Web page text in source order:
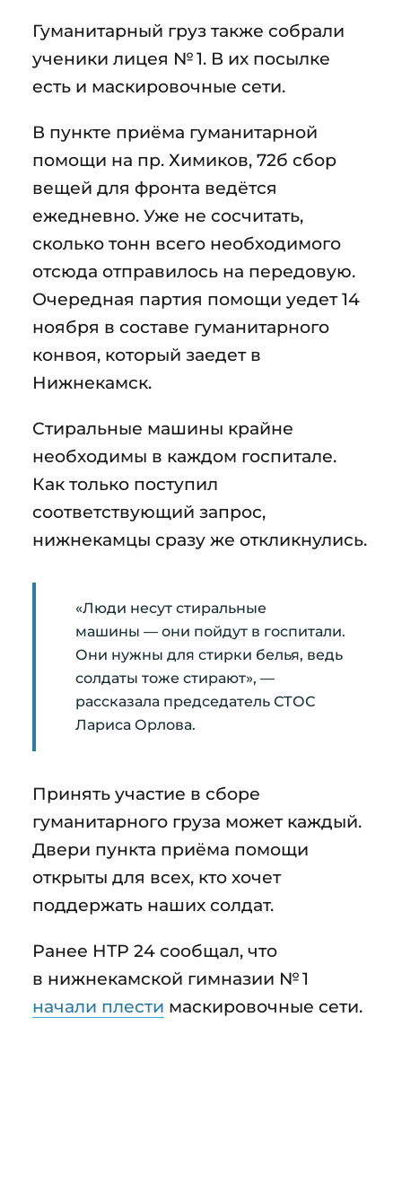
Гуманитарный груз также собрали
ученики лицея № 1. В их посылке
есть и маскировочные сети.
В пункте приёма гуманитарной
помощи на пр. Химиков, 72б сбор
вещей для фронта ведётся
ежедневно. Уже не сосчитать,
сколько тонн всего необходимого
отсюда отправилось на передовую.
Очередная партия помощи уедет 14
ноября в составе гуманитарного
конвоя, который заедет в
Нижнекамск.
Стиральные машины крайне
необходимы в каждом госпитале.
Как только поступил
соответствующий запрос,
нижнекамцы сразу же откликнулись.
«Люди несут стиральные
машины — они пойдут в госпитали.
Они нужны для стирки белья, ведь
солдаты тоже стирают», —
рассказала председатель СТОС
Лариса Орлова.
Принять участие в сборе
гуманитарного груза может каждый.
Двери пункта приёма помощи
открыты для всех, кто хочет
поддержать наших солдат.
Ранее НТР 24 сообщал, что
в нижнекамской гимназии № 1
начали плести маскировочные сети.